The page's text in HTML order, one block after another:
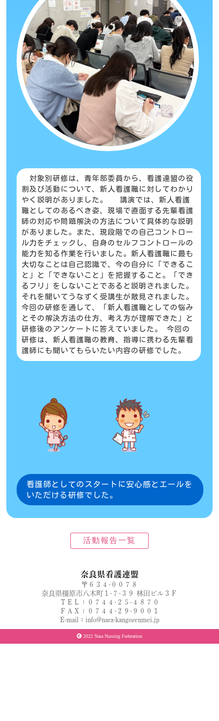
対象別研修は、青年部委員から、看護連盟の役
割及び活動について、新人看護職に対してわかり
やく説明がありました。 講演では、新人看護
職としてのあるべき姿、現場で直面する先輩看護
師の対応や問題解決の方法について具体的な説明
がありました。また、現段階での自己コントロー
ル力をチェックし、自身のセルフコントロールの
能力を知る作業を行いました。新人看護職に最も
大切なことは自己認識で、今の自分に「できるこ
と」と「できないこと」を把握すること。「でき
るフリ」をしないことであると説明されました。
それを聞いてうなずく受講生が散見されました。
今回の研修を通して、「新人看護職としての悩み
とその解決方法の仕方、考え方が理解できた」と
研修後のアンケートに答えていました。 今回の
研修は、新人看護職の教育、指導に携わる先輩看
護師にも聞いてもらいたい内容の研修でした。
看護師としてのスタートに安心感とエールを
いただける研修でした。
活動報告一覧
奈良県看護連盟
〒６３４-００７８
奈良県橿原市八木町１-７-３９ 林田ビル３Ｆ
ＴＥＬ：０７４４-２５-４８７０
ＦＡＸ：０７４４-２９-９００１
E-mail：info@nara-kangorenmei.jp
2022 Nara Nursing Federation